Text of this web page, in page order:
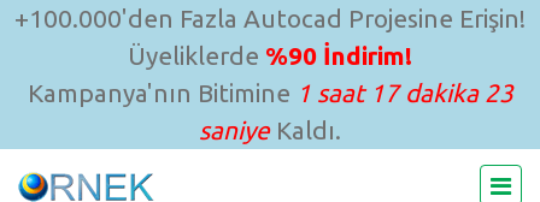
+100.000'den Fazla Autocad Projesine Erişin!
Üyeliklerde %90 İndirim!
Kampanya'nın Bitimine 1 saat 17 dakika 22
saniyeKaldı.